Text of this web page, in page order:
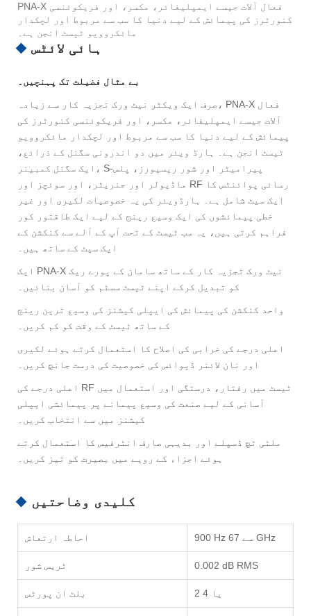
PNA-X فعال آلات جیسے ایمپلیفائر، مکسر، اور فریکوئنسی
کنورٹرز کی پیمائش کے لیے دنیا کا سب سے مربوط اور لچکدار
مائکروویو ٹیسٹ انجن ہے۔
ہائی لائٹس
بے مثال فضیلت تک پہنچیں۔
صرف ایک ویکٹر نیٹ ورک تجزیہ کار سے زیادہ، PNA-X فعال
آلات جیسے ایمپلیفائر، مکسر، اور فریکوئنسی کنورٹرز کی
پیمائش کے لیے دنیا کا سب سے مربوط اور لچکدار مائکروویو
ٹیسٹ انجن ہے۔ ہارڈ ویئر میں دو اندرونی سگنل کے ذرائع،
ایک سگنل کمبینر، S-پیرامیٹر اور شور ریسیورز، پلس
ماڈیولر اور جنریٹر، اور سوئچز اور RF رسائی پوائنٹس کا
ایک سیٹ شامل ہے۔ ہارڈویئر کی یہ خصوصیات لکیری اور غیر
خطی پیمائشوں کی ایک وسیع رینج کے لیے ایک طاقتور کور
فراہم کرتی ہیں، یہ سب ٹیسٹ کے تحت آپ کے آلے سے کنکشن کے
ایک سیٹ کے ساتھ ہیں۔
ایک PNA-X نیٹ ورک تجزیہ کار کے ساتھ سامان کے پورے ریک
کو تبدیل کرکے اپنے ٹیسٹ سسٹم کو آسان بنائیں۔
واحد کنکشن کی پیمائش کی ایپلی کیشنز کی وسیع ترین رینج
کے ساتھ ٹیسٹ کے وقت کو کم کریں۔
اعلی درجے کی خرابی کی اصلاح کا استعمال کرتے ہوئے لکیری
اور نان لائنر ڈیوائس کی خصوصیت کی درست جانچ کریں۔
اعلی درجے کی RF ٹیسٹ میں رفتار، درستگی اور استعمال میں
آسانی کے لیے صنعت کی وسیع پیمانے پر پیمائشی ایپلی
کیشنز میں سے انتخاب کریں۔
ملٹی ٹچ ڈسپلے اور بدیہی صارف انٹرفیس کا استعمال کرتے
ہوئے اجزاء کے رویے میں بصیرت کو تیز کریں۔
کلیدی وضاحتیں
احاطہ ارتعاش 900 Hz سے 67 GHz
ٹریس شور 0.002 dB RMS
بلٹ ان پورٹس 2 یا 4